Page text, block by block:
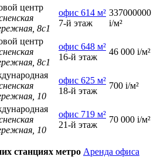
центр
8с1
офис 614 м²
7-й этаж
337000000
i/м²
центр
8с1
офис 648 м²
16-й этаж
46 000 i/м²
10
офис 625 м²
18-й этаж
700 i/м²
10
офис 719 м²
21-й этаж
70 000 i/м²
станциях метро Аренда офиса